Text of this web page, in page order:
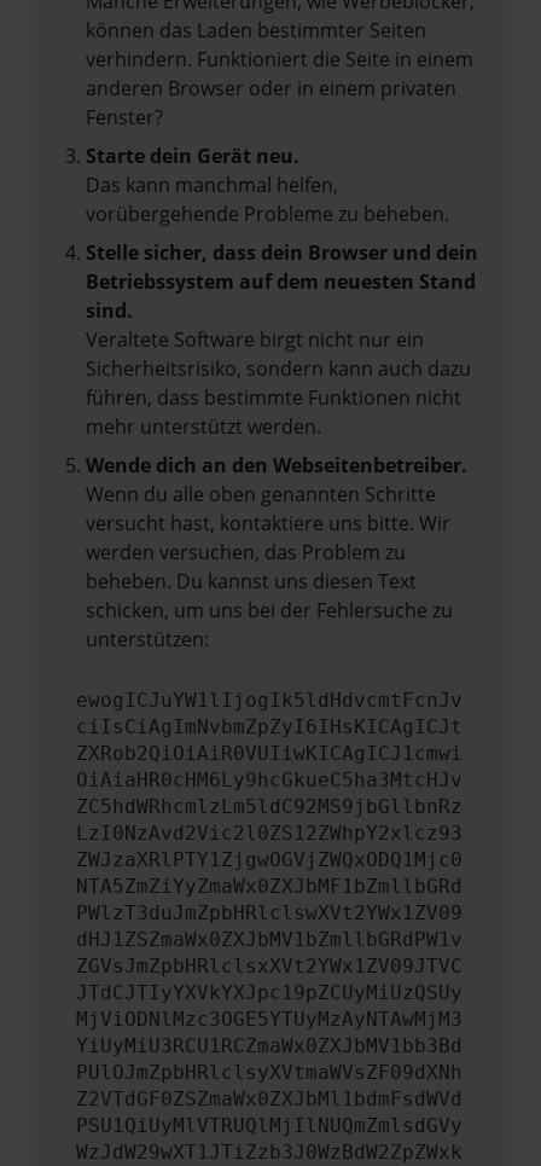
können das Laden bestimmter Seiten
verhindern. Funktioniert die Seite in einem
anderen Browser oder in einem privaten
Fenster?
Starte dein Gerät neu.
Das kann manchmal helfen,
vorübergehende Probleme zu beheben.
Stelle sicher, dass dein Browser und dein
Betriebssystem auf dem neuesten Stand
sind.
Veraltete Software birgt nicht nur ein
Sicherheitsrisiko, sondern kann auch dazu
führen, dass bestimmte Funktionen nicht
mehr unterstützt werden.
Wende dich an den Webseitenbetreiber.
Wenn du alle oben genannten Schritte
versucht hast, kontaktiere uns bitte. Wir
werden versuchen, das Problem zu
beheben. Du kannst uns diesen Text
schicken, um uns bei der Fehlersuche zu
unterstützen:
ewogICJuYW1lIjogIk5ldHdvcmtFcnJv
ciIsCiAgImNvbmZpZyI6IHsKICAgICJt
ZXRob2QiOiAiR0VUIiwKICAgICJ1cmwi
OiAiaHR0cHM6Ly9hcGkueC5ha3MtcHJv
ZC5hdWRhcmlzLm5ldC92MS9jbGllbnRz
LzI0NzAvd2Vic2l0ZS12ZWhpY2xlcz93
ZWJzaXRlPTY1ZjgwOGVjZWQxODQ1Mjc0
NTA5ZmZiYyZmaWx0ZXJbMF1bZmllbGRd
PWlzT3duJmZpbHRlclswXVt2YWx1ZV09
dHJ1ZSZmaWx0ZXJbMV1bZmllbGRdPW1v
ZGVsJmZpbHRlclsxXVt2YWx1ZV09JTVC
JTdCJTIyYXVkYXJpc19pZCUyMiUzQSUy
MjViODNlMzc3OGE5YTUyMzAyNTAwMjM3
YiUyMiU3RCU1RCZmaWx0ZXJbMV1bb3Bd
PUlOJmZpbHRlclsyXVtmaWVsZF09dXNh
Z2VTdGF0ZSZmaWx0ZXJbMl1bdmFsdWVd
PSU1QiUyMlVTRUQlMjIlNUQmZmlsdGVy
WzJdW29wXT1JTiZzb3J0WzBdW2ZpZWxk